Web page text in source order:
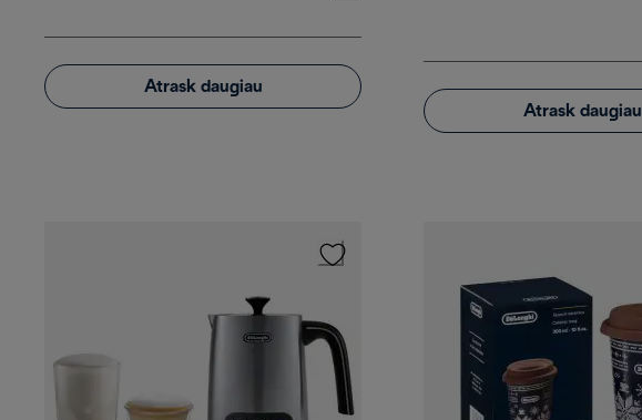
Atrask daugiau
Atrask daugiau